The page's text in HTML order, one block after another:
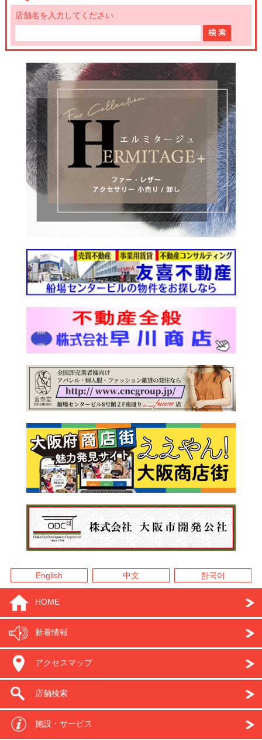
店舗名を入力してください
English 中文 한국어
HOME
新着情報
アクセスマップ
店舗検索
施設・サービス